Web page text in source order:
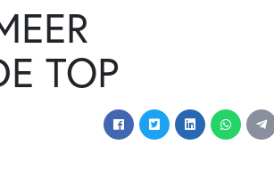
TOP